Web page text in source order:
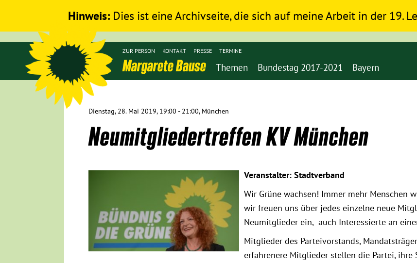
Hinweis: Dies ist eine Archivseite, die sich auf meine Arbeit in der 19.
Margarete Bause Themen Bundestag 2017-2021 Bayern
ZUR PERSON KONTAKT PRESSE TERMINE
Dienstag, 28. Mai 2019, 19:00 - 21:00, München
Neumitgliedertreffen KV München
Veranstalter: Stadtverband
Wir Grüne wachsen! Immer mehr Menschen
wir freuen uns über jedes einzelne neue
Neumitglieder ein, auch Interessierte an
Mitglieder des Parteivorstands,
erfahrenere Mitglieder stellen die Partei,